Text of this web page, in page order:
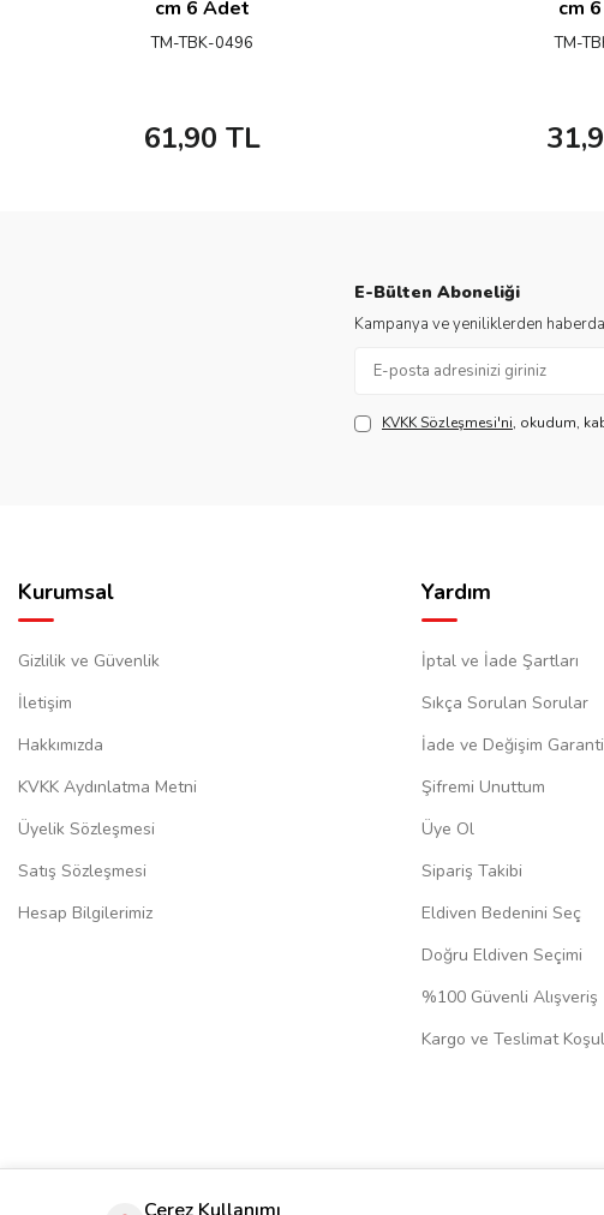
cm 6 Adet
TM-TBK-0496
61,90 TL
cm
TM-
E-Bülten Aboneliği
Kampanya ve yeniliklerden
KVKK Sözleşmesi'ni, okudum,
Kurumsal
Gizlilik ve Güvenlik
İletişim
Hakkımızda
KVKK Aydınlatma Metni
Üyelik Sözleşmesi
Satış Sözleşmesi
Hesap Bilgilerimiz
Yardım
İptal ve İade Şartları
Sıkça Sorulan Sorular
İade ve Değişim
Şifremi Unuttum
Üye Ol
Sipariş Takibi
Eldiven Bedenini Seç
Doğru Eldiven Seçimi
%100 Güvenli Alışveriş
Kargo ve Teslimat